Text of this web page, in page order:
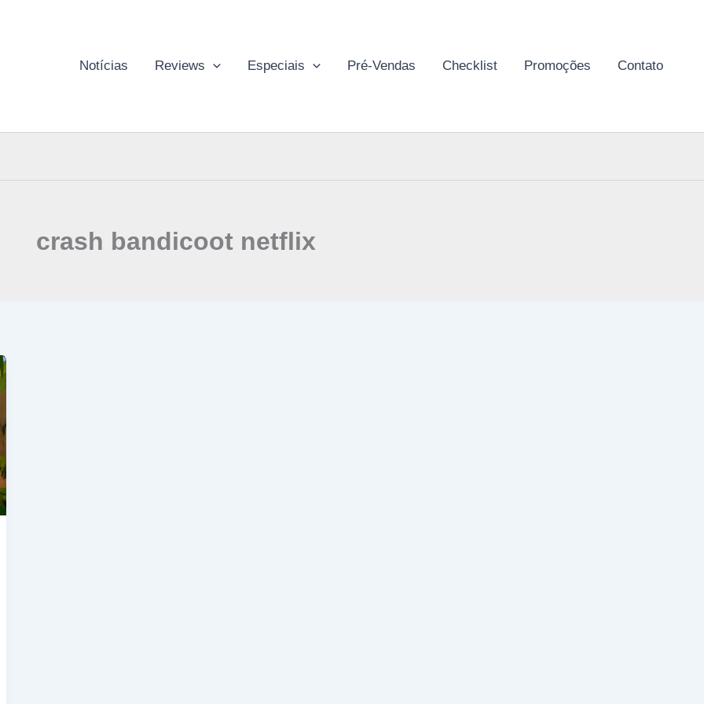
Notícias Reviews Especiais Pré-Vendas Checklist Promoções Contato
crash bandicoot netflix